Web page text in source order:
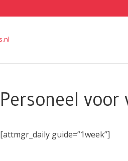
Personeel voor
[attmgr_daily guide=”1week”]